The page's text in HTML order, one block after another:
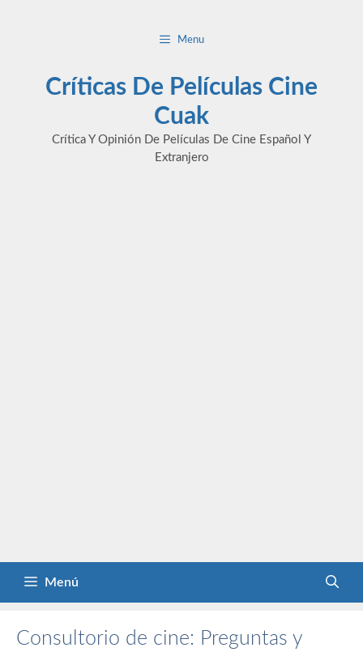
Menu
Críticas De Películas Cine
Cuak
Crítica Y Opinión De Películas De Cine Español Y
Extranjero
Menú
Consultorio de cine: Preguntas y